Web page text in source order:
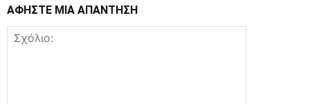
ΑΦΗΣΤΕ ΜΙΑ ΑΠΑΝΤΗΣΗ